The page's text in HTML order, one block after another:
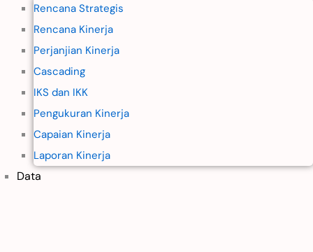
Rencana Strategis
Rencana Kinerja
Perjanjian Kinerja
Cascading
IKS dan IKK
Pengukuran Kinerja
Capaian Kinerja
Laporan Kinerja
Data